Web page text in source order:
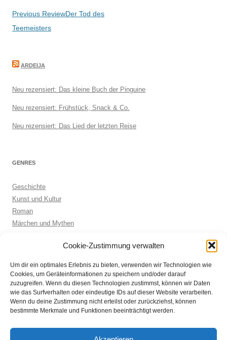
Cookie-Zustimmung verwalten
Um dir ein optimales Erlebnis zu bieten, verwenden wir Technologien wie
Cookies, um Geräteinformationen zu speichern und/oder darauf
zuzugreifen. Wenn du diesen Technologien zustimmst, können wir Daten
wie das Surfverhalten oder eindeutige IDs auf dieser Website verarbeiten.
Wenn du deine Zustimmung nicht erteilst oder zurückziehst, können
bestimmte Merkmale und Funktionen beeinträchtigt werden.
Beitragsnavigation
Previous ReviewDer Tod des
Teemeisters
ARDEIJA
Neu rezensiert: Das kleine Buch der Pinguine
Neu rezensiert: Frühstück, Snack & Co.
Neu rezensiert: Das Lied der letzten Reise
GENRES
Geschichte
Kunst und Kultur
Roman
Märchen und Mythen
Sachbuch allgemein
ARCHIVE
Archive